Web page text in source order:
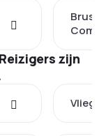
zijn